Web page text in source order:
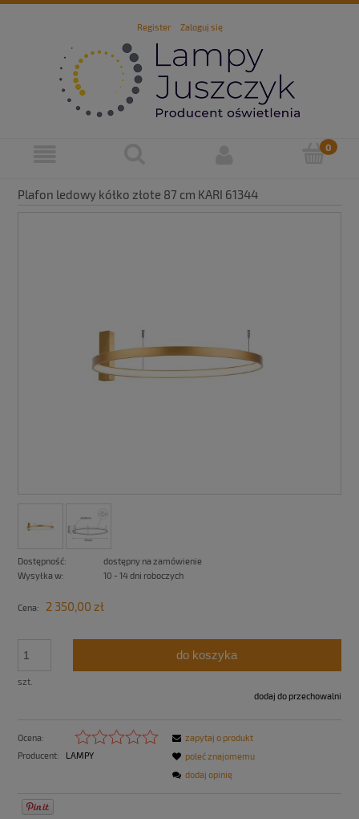
Register Zaloguj się
Plafon ledowy kółko złote 87 cm KARI 61344
Dostępność:
dostępny na zamówienie
Wysyłka w:
10 - 14 dni roboczych
Cena: 2 350,00 zł
szt.
do koszyka
dodaj do przechowalni
Ocena:
Producent:
LAMPY
zapytaj o produkt
poleć znajomemu
dodaj opinię